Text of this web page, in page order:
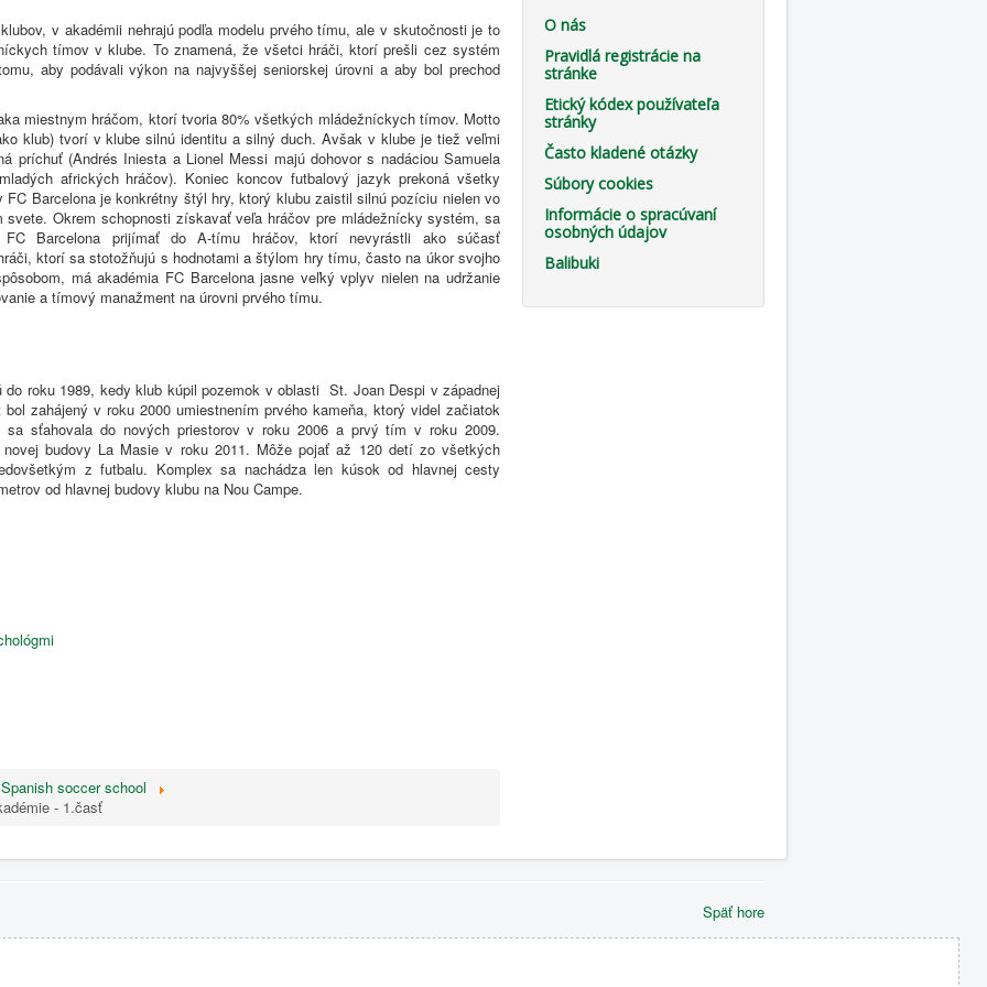
v akadémii nehrajú podľa modelu prvého tímu, ale v skutočnosti je to
tímov v klube. To znamená, že všetci hráči, ktorí prešli cez systém
aby podávali výkon na najvyššej seniorskej úrovni a aby bol prechod
miestnym hráčom, ktorí tvoria 80% všetkých mládežníckych tímov. Motto
klub) tvorí v klube silnú identitu a silný duch. Avšak v klube je tiež veľmi
príchuť (Andrés Iniesta a Lionel Messi majú dohovor s nadáciou Samuela
afrických hráčov). Koniec koncov futbalový jazyk prekoná všetky
Barcelona je konkrétny štýl hry, ktorý klubu zaistil silnú pozíciu nielen vo
Okrem schopnosti získavať veľa hráčov pre mládežnícky systém, sa
Barcelona prijímať do A-tímu hráčov, ktorí nevyrástli ako súčasť
ktorí sa stotožňujú s hodnotami a štýlom hry tímu, často na úkor svojho
má akadémia FC Barcelona jasne veľký vplyv nielen na udržanie
a tímový manažment na úrovni prvého tímu.
do roku 1989, kedy klub kúpil pozemok v oblasti St. Joan Despi v západnej
zahájený v roku 2000 umiestnením prvého kameňa, ktorý videl začiatok
sťahovala do nových priestorov v roku 2006 a prvý tím v roku 2009.
novej budovy La Masie v roku 2011. Môže pojať až 120 detí zo všetkých
z futbalu. Komplex sa nachádza len kúsok od hlavnej cesty
od hlavnej budovy klubu na Nou Campe.
Spanish soccer school
- 1.časť
O nás
Pravidlá registrácie na
stránke
Etický kódex používateľa
stránky
Často kladené otázky
Súbory cookies
Informácie o spracúvaní
osobných údajov
Balibuki
Späť hore